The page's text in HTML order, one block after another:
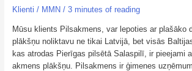
Klienti / MMN / 3 minutes of reading
Mūsu klients Pilsakmens, var lepoties ar plašāko
plākšņu noliktavu ne tikai Latvijā, bet visās
kas atrodas Pierīgas pilsētā Salaspilī, ir pieejami
akmens plākšņu. Pilsakmens ir ģimenes